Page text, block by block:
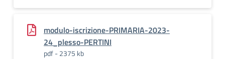
modulo-iscrizione-PRIMARIA-2023-
24_plesso-PERTINI
pdf - 2375 kb